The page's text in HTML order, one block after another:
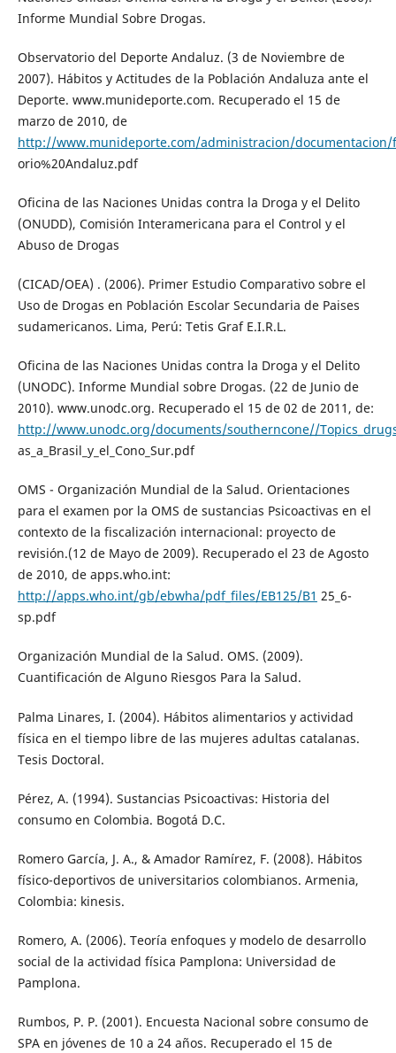
Informe Mundial Sobre Drogas.
Observatorio del Deporte Andaluz. (3 de Noviembre de
2007). Hábitos y Actitudes de la Población Andaluza ante el
Deporte. www.munideporte.com. Recuperado el 15 de
marzo de 2010, de
http://www.munideporte.com/administracion/documentacion/
orio%20Andaluz.pdf
Oficina de las Naciones Unidas contra la Droga y el Delito
(ONUDD), Comisión Interamericana para el Control y el
Abuso de Drogas
(CICAD/OEA) . (2006). Primer Estudio Comparativo sobre el
Uso de Drogas en Población Escolar Secundaria de Paises
sudamericanos. Lima, Perú: Tetis Graf E.I.R.L.
Oficina de las Naciones Unidas contra la Droga y el Delito
(UNODC). Informe Mundial sobre Drogas. (22 de Junio de
2010). www.unodc.org. Recuperado el 15 de 02 de 2011, de:
http://www.unodc.org/documents/southerncone//
as_a_Brasil_y_el_Cono_Sur.pdf
OMS - Organización Mundial de la Salud. Orientaciones
para el examen por la OMS de sustancias Psicoactivas en el
contexto de la fiscalización internacional: proyecto de
revisión.(12 de Mayo de 2009). Recuperado el 23 de Agosto
de 2010, de apps.who.int:
http://apps.who.int/gb/ebwha/pdf_files/EB125/B1 25_6-
sp.pdf
Organización Mundial de la Salud. OMS. (2009).
Cuantificación de Alguno Riesgos Para la Salud.
Palma Linares, I. (2004). Hábitos alimentarios y actividad
física en el tiempo libre de las mujeres adultas catalanas.
Tesis Doctoral.
Pérez, A. (1994). Sustancias Psicoactivas: Historia del
consumo en Colombia. Bogotá D.C.
Romero García, J. A., & Amador Ramírez, F. (2008). Hábitos
físico-deportivos de universitarios colombianos. Armenia,
Colombia: kinesis.
Romero, A. (2006). Teoría enfoques y modelo de desarrollo
social de la actividad física Pamplona: Universidad de
Pamplona.
Rumbos, P. P. (2001). Encuesta Nacional sobre consumo de
SPA en jóvenes de 10 a 24 años. Recuperado el 15 de